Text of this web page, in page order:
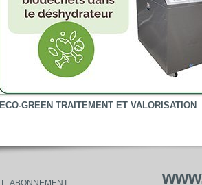
ECO-GREEN TRAITEMENT ET VALORISATION
ABONNEMENT